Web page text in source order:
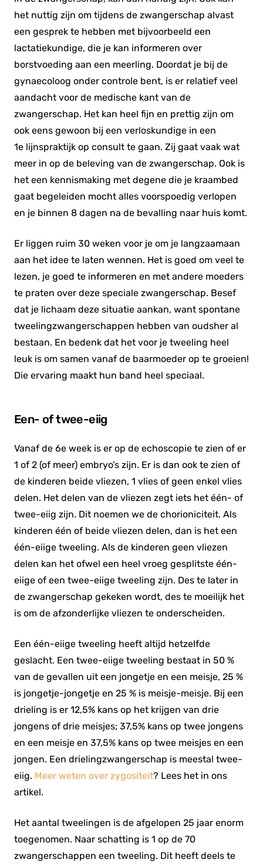
het nuttig zijn om tijdens de zwangerschap alvast
een gesprek te hebben met bijvoorbeeld een
lactatiekundige, die je kan informeren over
borstvoeding aan een meerling. Doordat je bij de
gynaecoloog onder controle bent, is er relatief veel
aandacht voor de medische kant van de
zwangerschap. Het kan heel fijn en prettig zijn om
ook eens gewoon bij een verloskundige in een
1e lijnspraktijk op consult te gaan. Zij gaat vaak wat
meer in op de beleving van de zwangerschap. Ook is
het een kennismaking met degene die je kraambed
gaat begeleiden mocht alles voorspoedig verlopen
en je binnen 8 dagen na de bevalling naar huis komt.
Er liggen ruim 30 weken voor je om je langzaamaan
aan het idee te laten wennen. Het is goed om veel te
lezen, je goed te informeren en met andere moeders
te praten over deze speciale zwangerschap. Besef
dat je lichaam deze situatie aankan, want spontane
tweelingzwangerschappen hebben van oudsher al
bestaan. En bedenk dat het voor je tweeling heel
leuk is om samen vanaf de baarmoeder op te groeien!
Die ervaring maakt hun band heel speciaal.
Een- of twee-eiig
Vanaf de 6e week is er op de echoscopie te zien of er
1 of 2 (of meer) embryo’s zijn. Er is dan ook te zien of
de kinderen beide vliezen, 1 vlies of geen enkel vlies
delen. Het delen van de vliezen zegt iets het één- of
twee-eiig zijn. Dit noemen we de chorioniciteit. Als
kinderen één of beide vliezen delen, dan is het een
één-eiige tweeling. Als de kinderen geen vliezen
delen kan het ofwel een heel vroeg gesplitste één-
eiige of een twee-eiige tweeling zijn. Des te later in
de zwangerschap gekeken wordt, des te moeilijk het
is om de afzonderlijke vliezen te onderscheiden.
Een één-eiige tweeling heeft altijd hetzelfde
geslacht. Een twee-eiige tweeling bestaat in 50 %
van de gevallen uit een jongetje en een meisje, 25 %
is jongetje-jongetje en 25 % is meisje-meisje. Bij een
drieling is er 12,5% kans op het krijgen van drie
jongens of drie meisjes; 37,5% kans op twee jongens
en een meisje en 37,5% kans op twee meisjes en een
jongen. Een drielingzwangerschap is meestal twee-
eiig. Meer weten over zygositeit? Lees het in ons
artikel.
Het aantal tweelingen is de afgelopen 25 jaar enorm
toegenomen. Naar schatting is 1 op de 70
zwangerschappen een tweeling. Dit heeft deels te